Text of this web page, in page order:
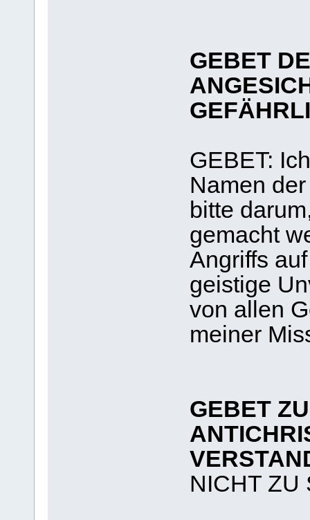
GEBET
GEBET:
Namen
bitte
gemacht
Angriffs
geistige
von allen
meiner
GEBET
NICHT ZU